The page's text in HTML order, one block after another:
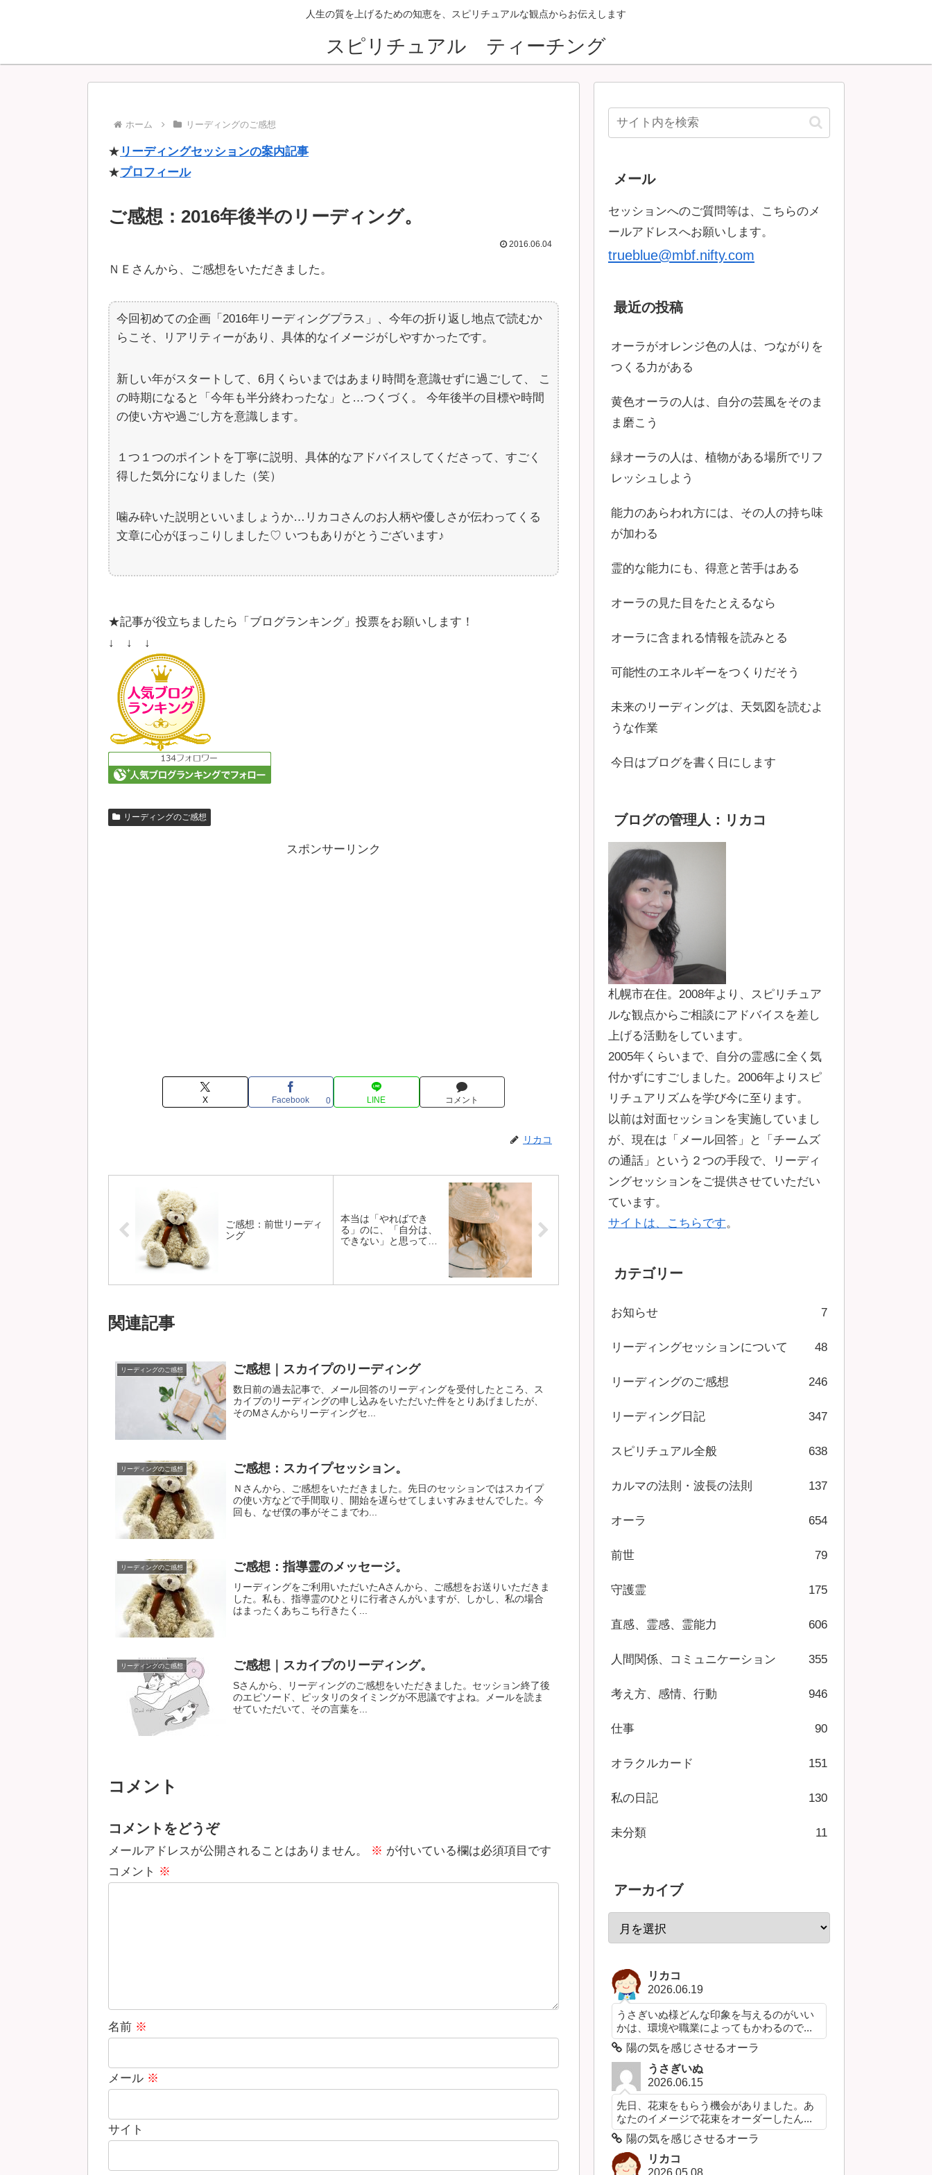
人生の質を上げるための知恵を、スピリチュアルな観点からお伝えします
スピリチュアル ティーチング
ホーム リーディングのご感想
★ リーディングセッションの案内記事
★プロフィール
ご感想：2016年後半のリーディング。
2016.06.04
ＮＥさんから、ご感想をいただきました。
今回初めての企画「2016年リーディングプラス」、今年の折り返し地点で読むか
らこそ、リアリティーがあり、具体的なイメージがしやすかったです。
新しい年がスタートして、6月くらいまではあまり時間を意識せずに過ごして、 こ
の時期になると「今年も半分終わったな」と…つくづく。 今年後半の目標や時間
の使い方や過ごし方を意識します。
１つ１つのポイントを丁寧に説明、具体的なアドバイスしてくださって、すごく
得した気分になりました（笑）
噛み砕いた説明といいましょうか…リカコさんのお人柄や優しさが伝わってくる
文章に心がほっこりしました♡ いつもありがとうございます♪
★記事が役立ちましたら「ブログランキング」投票をお願いします！
↓ ↓ ↓
リーディングのご感想
スポンサーリンク
X Facebook 0 LINE コメント
リカコ
ご感想：前世リーディ
ング
本当は「やればでき
る」のに、「自分は、
できない」と思ってい
関連記事
リーディングのご感想 ご感想｜スカイプのリーディング
数日前の過去記事で、メール回答のリーディングを受付したところ、ス
カイプのリーディングの申し込みをいただいた件をとりあげましたが、
そのMさんからリーディングセ...
リーディングのご感想 ご感想：スカイプセッション。
Ｎさんから、ご感想をいただきました。先日のセッションではスカイプ
の使い方などで手間取り、開始を遅らせてしまいすみませんでした。今
回も、なぜ僕の事がそこまでわ...
リーディングのご感想 ご感想：指導霊のメッセージ。
リーディングをご利用いただいたAさんから、ご感想をお送りいただきま
した。私も、指導霊のひとりに行者さんがいますが、しかし、私の場合
はまったくあちこち行きたく...
リーディングのご感想 ご感想｜スカイプのリーディング。
Sさんから、リーディングのご感想をいただきました。セッション終了後
のエピソード、ピッタリのタイミングが不思議ですよね。メールを読ま
せていただいて、その言葉を...
コメント
コメントをどうぞ
メールアドレスが公開されることはありません。 ※ が付いている欄は必須項目です
コメント ※
名前 ※
メール ※
サイト
メール
セッションへのご質問等は、こちらのメ
ールアドレスへお願いします。
trueblue@mbf.nifty.com
最近の投稿
オーラがオレンジ色の人は、つながりを
つくる力がある
黄色オーラの人は、自分の芸風をそのま
ま磨こう
緑オーラの人は、植物がある場所でリフ
レッシュしよう
能力のあらわれ方には、その人の持ち味
が加わる
霊的な能力にも、得意と苦手はある
オーラの見た目をたとえるなら
オーラに含まれる情報を読みとる
可能性のエネルギーをつくりだそう
未来のリーディングは、天気図を読むよ
うな作業
今日はブログを書く日にします
ブログの管理人：リカコ
札幌市在住。2008年より、スピリチュア
ルな観点からご相談にアドバイスを差し
上げる活動をしています。
2005年くらいまで、自分の霊感に全く気
付かずにすごしました。2006年よりスピ
リチュアリズムを学び今に至ります。
以前は対面セッションを実施していまし
が、現在は「メール回答」と「チームズ
の通話」という２つの手段で、リーディ
ングセッションをご提供させていただい
ています。
サイトは、こちらです。
カテゴリー
お知らせ 7
リーディングセッションについて 48
リーディングのご感想 246
リーディング日記 347
スピリチュアル全般 638
カルマの法則・波長の法則 137
オーラ 654
前世 79
守護霊 175
直感、霊感、霊能力 606
人間関係、コミュニケーション 355
考え方、感情、行動 946
仕事 90
オラクルカード 151
私の日記 130
未分類 11
アーカイブ
リカコ
2026.06.19
うさぎいぬ様どんな印象を与えるのがいい
かは、環境や職業によってもかわるので...
陽の気を感じさせるオーラ
うさぎいぬ
2026.06.15
先日、花束をもらう機会がありました。あ
なたのイメージで花束をオーダーしたん...
陽の気を感じさせるオーラ
リカコ